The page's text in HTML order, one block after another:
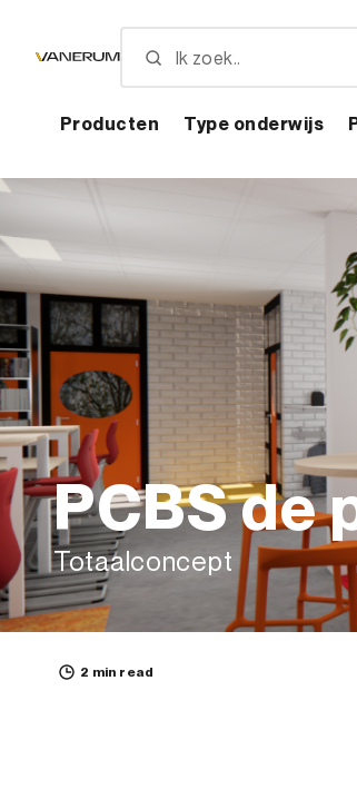
Producten Type onderwijs
PCBS de
Totaalconcept
2 min read